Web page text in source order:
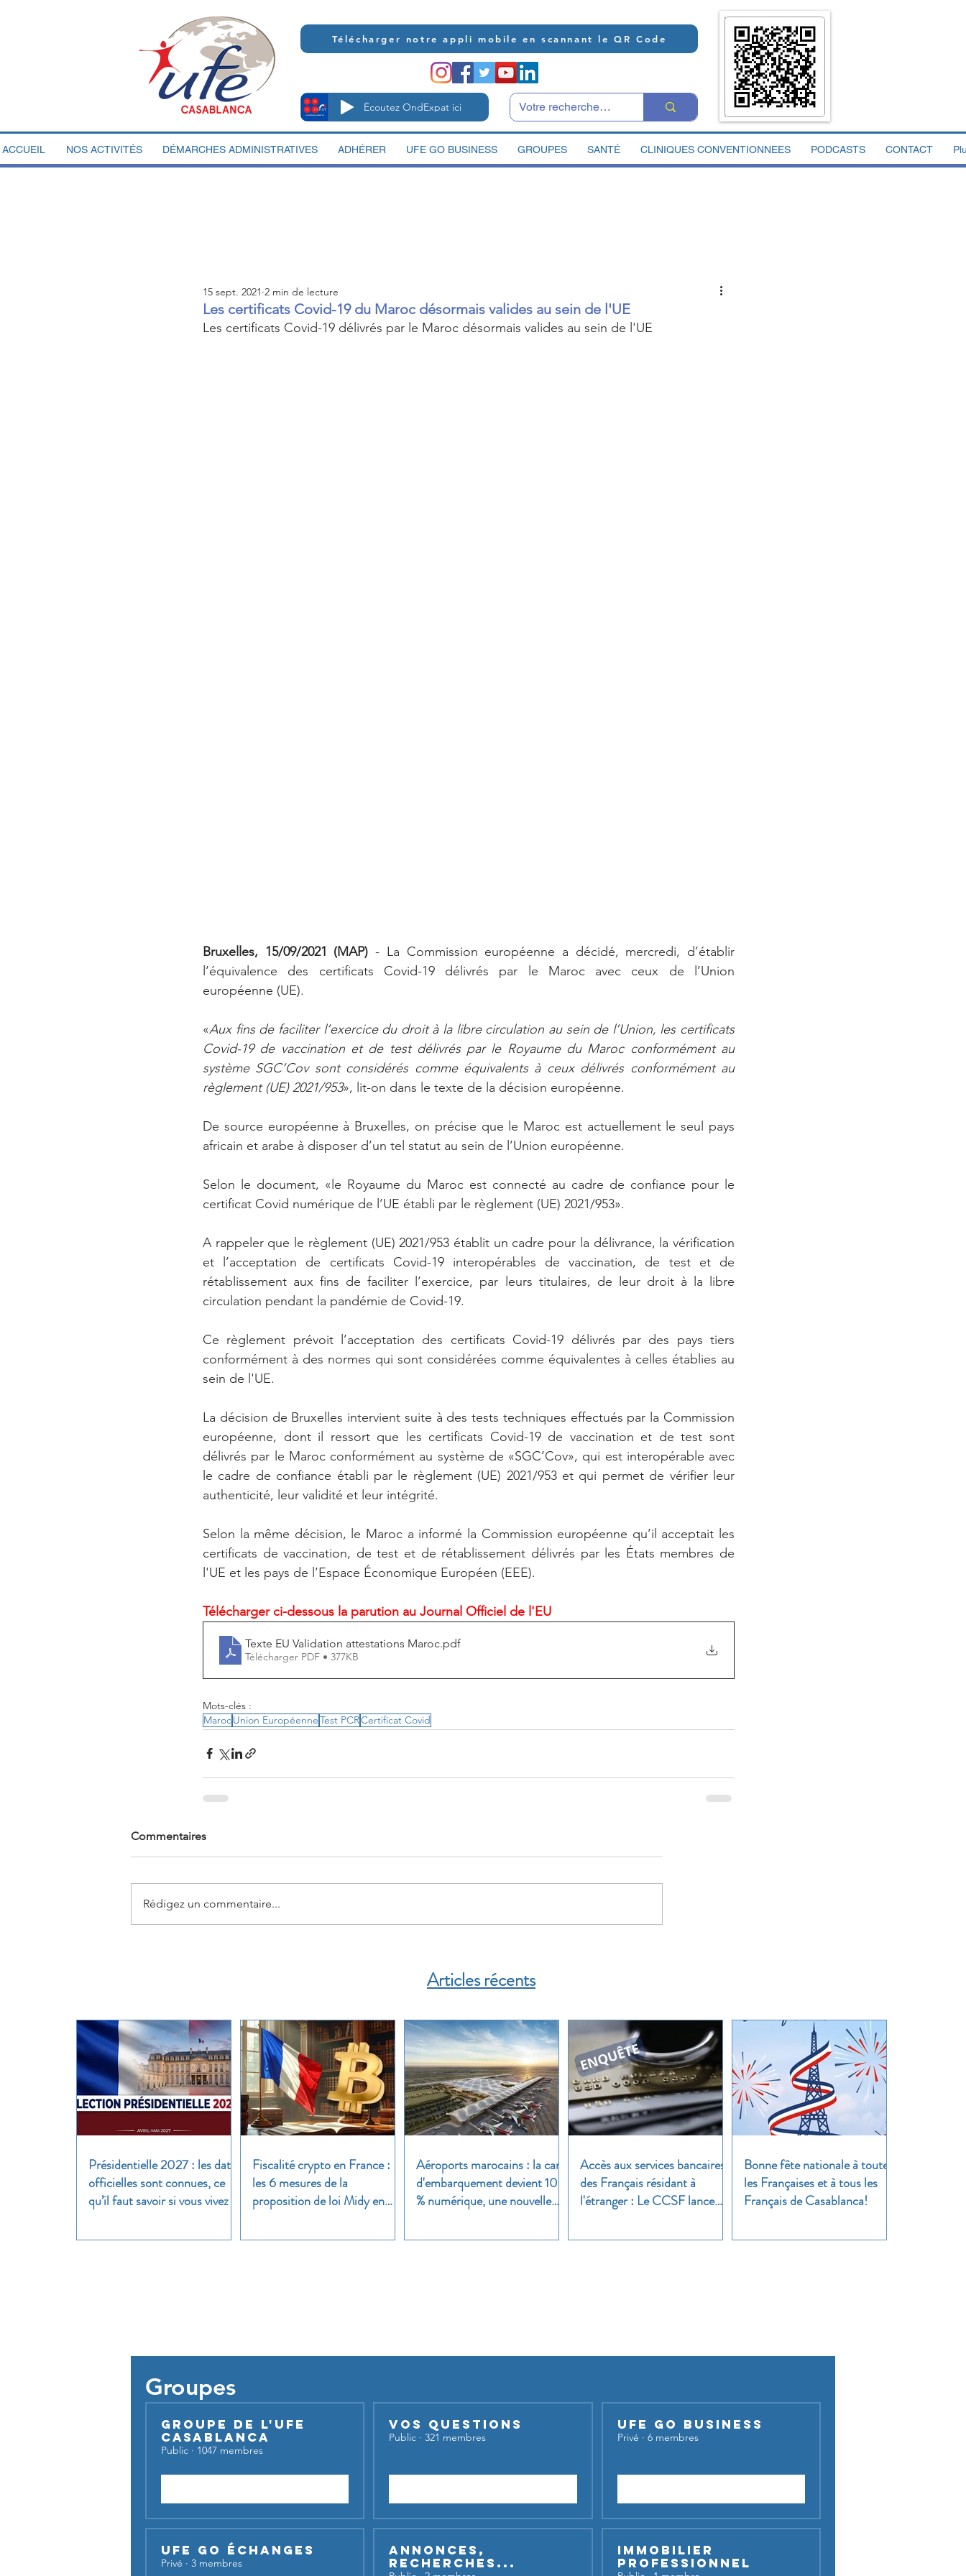
Télécharger notre appli mobile en scannant le QR Code
Écoutez OndExpat ici
ACCUEIL NOS ACTIVITÉS DÉMARCHES ADMINISTRATIVES ADHÉRER UFE GO BUSINESS GROUPES SANTÉ CLINIQUES CONVENTIONNEES PODCASTS CONTACT
Les certificats Covid-19 du Maroc désormais valides au sein de l'UE
15 sept. 2021 2 min de lecture
Les certificats Covid-19 délivrés par le Maroc désormais valides au sein de l'UE
Bruxelles, 15/09/2021 (MAP) - La Commission européenne a décidé, mercredi, d’établir
l’équivalence des certificats Covid-19 délivrés par le Maroc avec ceux de l’Union
européenne (UE).
«Aux fins de faciliter l’exercice du droit à la libre circulation au sein de l’Union, les certificats
Covid-19 de vaccination et de test délivrés par le Royaume du Maroc conformément au
système SGC’Cov sont considérés comme équivalents à ceux délivrés conformément au
règlement (UE) 2021/953», lit-on dans le texte de la décision européenne.
De source européenne à Bruxelles, on précise que le Maroc est actuellement le seul pays
africain et arabe à disposer d’un tel statut au sein de l’Union européenne.
Selon le document, «le Royaume du Maroc est connecté au cadre de confiance pour le
certificat Covid numérique de l’UE établi par le règlement (UE) 2021/953».
A rappeler que le règlement (UE) 2021/953 établit un cadre pour la délivrance, la vérification
et l’acceptation de certificats Covid-19 interopérables de vaccination, de test et de
rétablissement aux fins de faciliter l’exercice, par leurs titulaires, de leur droit à la libre
circulation pendant la pandémie de Covid-19.
Ce règlement prévoit l’acceptation des certificats Covid-19 délivrés par des pays tiers
conformément à des normes qui sont considérées comme équivalentes à celles établies au
sein de l'UE.
La décision de Bruxelles intervient suite à des tests techniques effectués par la Commission
européenne, dont il ressort que les certificats Covid-19 de vaccination et de test sont
délivrés par le Maroc conformément au système de «SGC’Cov», qui est interopérable avec
le cadre de confiance établi par le règlement (UE) 2021/953 et qui permet de vérifier leur
authenticité, leur validité et leur intégrité.
Selon la même décision, le Maroc a informé la Commission européenne qu’il acceptait les
certificats de vaccination, de test et de rétablissement délivrés par les États membres de
l'UE et les pays de l’Espace Économique Européen (EEE).
Télécharger ci-dessous la parution au Journal Officiel de l'EU
Texte EU Validation attestations Maroc.pdf
Télécharger PDF • 377KB
Mots-clés :
MarocUnion EuropéenneTest PCRCertificat Covid
Commentaires
Rédigez un commentaire...
Articles récents
Présidentielle 2027 : les dates
officielles sont connues, ce
qu’il faut savoir si vous vivez à
Fiscalité crypto en France :
les 6 mesures de la
proposition de loi Midy en
Aéroports marocains : la carte
d'embarquement devient 100
% numérique, une nouvelle
du transport aérien
Accès aux services bancaires
des Français résidant à
l'étranger : Le CCSF lance
Bonne fête nationale à toutes
les Françaises et à tous les
Français de Casablanca!
Groupes
Groupe de l'UFE
Casablanca
Public · 1047 membres
Vos questions
Public · 321 membres
UFE GO BUSINESS
Privé · 6 membres
UFE Go Échanges
Privé · 3 membres
Annonces,
recherches...
Immobilier
Professionnel